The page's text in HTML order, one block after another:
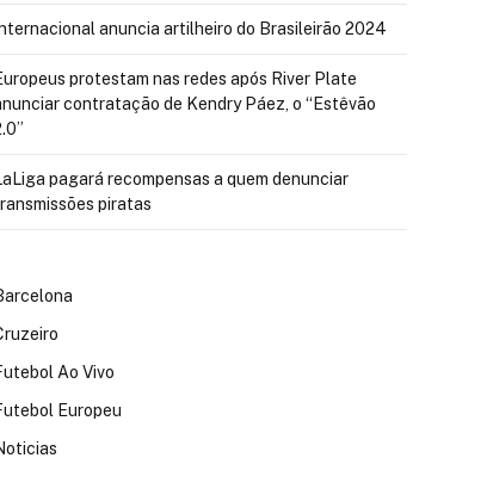
anuncia artilheiro do Brasileirão 2024
protestam nas redes após River Plate
contratação de Kendry Páez, o “Estêvão
pagará recompensas a quem denunciar
piratas
Ao Vivo
Europeu